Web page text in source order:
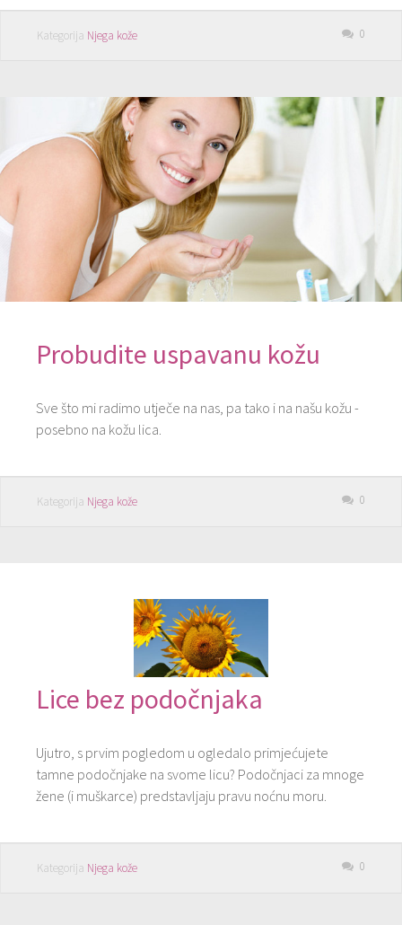
Kategorija Njega kože 0
Probudite uspavanu kožu
Sve što mi radimo utječe na nas, pa tako i na našu kožu -
posebno na kožu lica.
Kategorija Njega kože 0
Lice bez podočnjaka
Ujutro, s prvim pogledom u ogledalo primjećujete
tamne podočnjake na svome licu? Podočnjaci za mnoge
žene (i muškarce) predstavljaju pravu noćnu moru.
Kategorija Njega kože 0